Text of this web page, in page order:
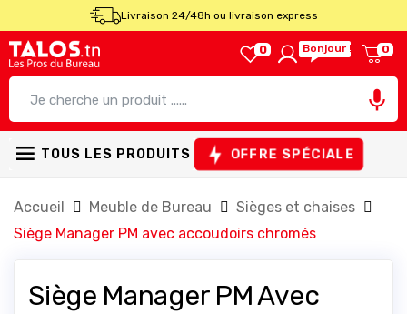
Livraison 24/48h ou livraison express
0 Bonjour ! 0

TOUS LES PRODUITS OFFRE SPÉCIALE
Accueil Meuble de Bureau
Sièges et chaises
Siège Manager PM avec accoudoirs chromés
Siège Manager PM Avec